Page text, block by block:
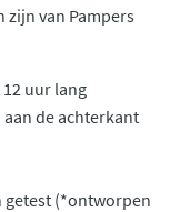
zijn van Pampers
uur lang
de achterkant
getest (*ontworpen